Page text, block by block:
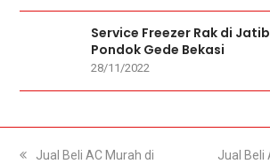
Service Freezer Rak di
Pondok Gede Bekasi
28/11/2022
previous
Jual Beli AC Murah di
next
Jual Beli